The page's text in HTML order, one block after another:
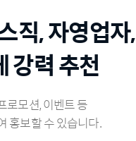
직, 자영업자,
강력 추천
로모션, 이벤트 등
홍보할 수 있습니다.